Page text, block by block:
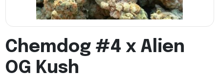
Chemdog #4 x Alien
OG Kush